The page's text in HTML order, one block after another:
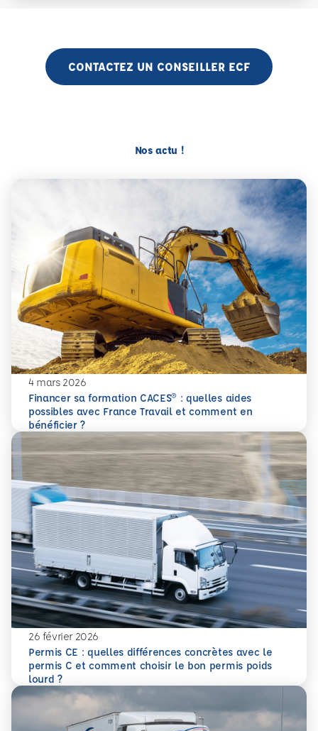
CONTACTEZ UN CONSEILLER ECF
Nos actu !
4 mars 2026
Financer sa formation CACES® : quelles aides
possibles avec France Travail et comment en
bénéficier ?
En savoir plus
Financer sa formation CACES® : quelles aides possibles
26 février 2026
Permis CE : quelles différences concrètes avec le
permis C et comment choisir le bon permis poids
lourd ?
En savoir plus
Permis CE : quelles différences concrètes avec le